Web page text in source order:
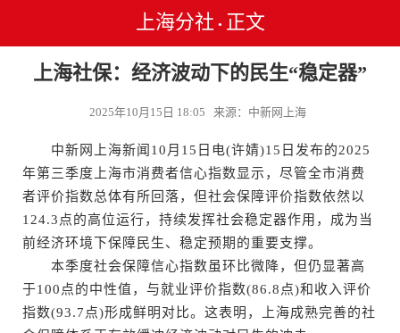
上海分社 • 正文
上海社保：经济波动下的民生“稳定器”
2025年10月15日 18:05 来源：中新网上海
中新网上海新闻10月15日电(许婧)15日发布的2025
年第三季度上海市消费者信心指数显示，尽管全市消费
者评价指数总体有所回落，但社会保障评价指数依然以
124.3点的高位运行，持续发挥社会稳定器作用，成为当
前经济环境下保障民生、稳定预期的重要支撑。
本季度社会保障信心指数虽环比微降，但仍显著高
于100点的中性值，与就业评价指数(86.8点)和收入评价
指数(93.7点)形成鲜明对比。这表明，上海成熟完善的社